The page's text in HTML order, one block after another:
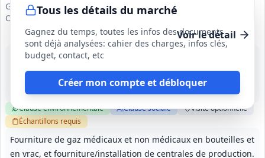
Tous les détails du marché
Gagnez du temps, toutes les infos des documents
sont déjà analysées: cahier des charges, infos clés,
budget, contact, etc
Créer mon compte et débloquer
Groupement de Coopération Sanitaire Achats Santé en
Occitanie
Voir le détail
Fourniture de gaz médicaux et non médicaux en bouteilles et
en vrac, et fourniture/installation de centrales de production.
8 oct. 2026
61 mois (01/04/2027 - 30/04/2032)
Clause environnementale Clause sociale Visiteoptionnelle
Échantillons requis